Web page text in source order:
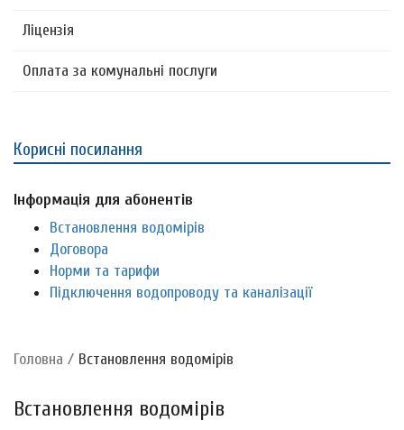
Ліцензія
Оплата за комунальні послуги
Корисні посилання
Інформація для абонентів
Встановлення водомірів
Договора
Норми та тарифи
Підключення водопроводу та каналізації
Головна / Встановлення водомірів
Встановлення водомірів